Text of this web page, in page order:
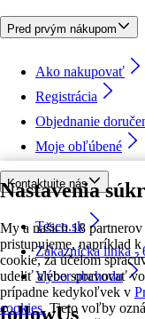
Nastavenia
My a našich 18
pristupujeme, napríklad
cookie, za účelom
udeliť alebo spravovať
prípadne kedykoľvek v
cookies. Tieto voľby
Pred prvým nákupom
Ako nakupovať
Registrácia
Objednanie
Moje obľúbené
Kontaktujte nás
Tesco.sk
Zákaznícka linka -
Výber obchodu
followUs